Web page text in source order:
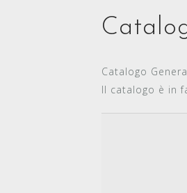
Catalogo
Il catalogo è in